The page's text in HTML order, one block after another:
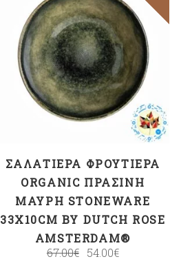
ΠΡΟΣΘΉΚΗ ΣΤΟ
ΚΑΛΆΘΙ
ΣΑΛΑΤΙΈΡΑ ΦΡΟΥΤΙΈΡΑ
ORGANIC ΠΡΆΣΙΝΗ
ΜΑΎΡΗ STONEWARE
33X10CM BY DUTCH ROSE
AMSTERDAM®
67.00€ 54.00€